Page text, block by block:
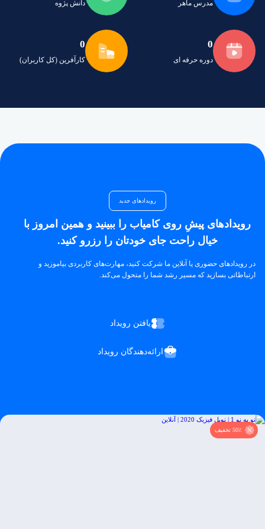
مدرس ماهر دانش پژوه
0
دوره حرفه ای
0
کارآفرین (کل کاربران)
رویدادهای جدید
رویدادهای پیشِ روی کامیاب را ببینید و همین امروز با
خیال راحت جای خودتان را رزرو کنید.
در رویدادهای حضوری یا آنلاین ما شرکت کنید، مهارت‌های کاربردی بیاموزید و
ارتباطاتی بسازید که مسیر رشد شما را متحول می‌کند.
یافتن رویداد
ارائه‌دهندگان رویداد
50٪ تخفیف